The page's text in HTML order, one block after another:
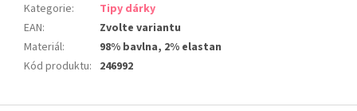
Kategorie:
Tipy dárky
EAN:
Zvolte variantu
Materiál:
98% bavlna, 2% elastan
Kód produktu: 246992